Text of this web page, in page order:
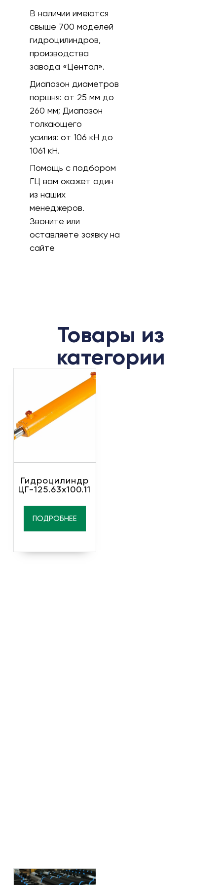
В наличии имеются
свыше 700 моделей
гидроцилиндров,
производства
завода «Центал».
Диапазон диаметров
поршня:от 25 мм до
260 мм; Диапазон
толкающего
усилия:от 106 кH до
1061 кН.
Помощь с подбором
ГЦ вам окажет один
из наших
менеджеров.
Звоните или
оставляете заявку на
сайте
Товары из
категории
Гидроцилиндр
ЦГ-125.63х100.11
ПОДРОБНЕЕ